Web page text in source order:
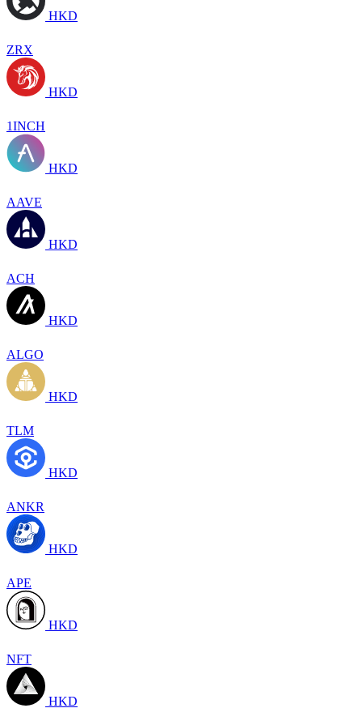
HKD
ZRX
HKD
1INCH
HKD
AAVE
HKD
ACH
HKD
ALGO
HKD
TLM
HKD
ANKR
HKD
APE
HKD
NFT
HKD